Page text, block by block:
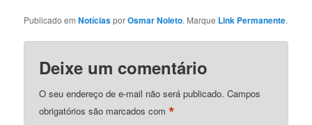
Publicado emNotíciasporOsmar Noleto. Marque Link Permanente.
Deixe um comentário
O seu endereço de e-mail não será publicado. Campos
obrigatórios são marcados com*